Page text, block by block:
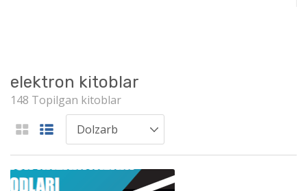
elektron kitoblar
148 Topilgan kitoblar